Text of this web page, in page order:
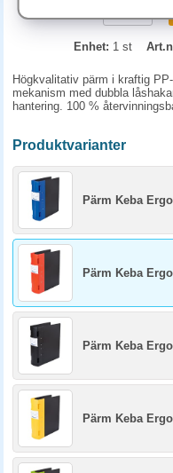
Enhet: 1 st
Högkvalitativ pärm i kraftig
mekanism med dubbla
hantering. 100 %
Produktvarianter
Pärm Keba
Pärm Keba
Pärm Keba
Pärm Keba